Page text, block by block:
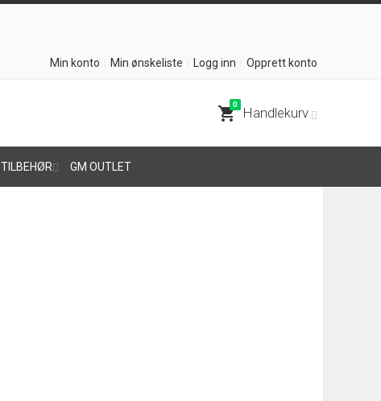
Min konto Min ønskeliste Logg inn Opprett konto
shopping_cart
0
Handlekurv
TILBEHØR GM OUTLET